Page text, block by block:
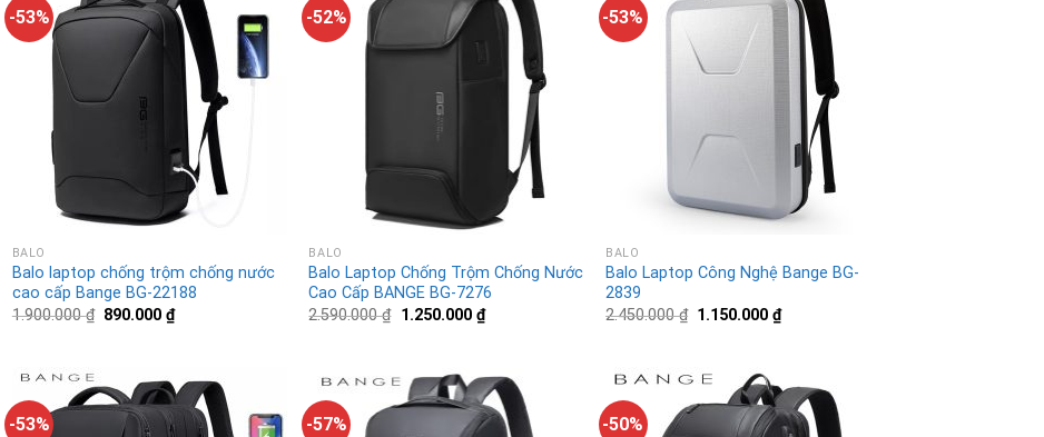
-53%
BALO
Balo laptop chống trộm chống nước
cao cấp Bange BG-22188
1.900.000₫ 890.000₫
-52%
BALO
Balo Laptop Chống Trộm Chống Nước
Cao Cấp BANGE BG-7276
2.590.000₫ 1.250.000 ₫
-53%
BALO
Balo Laptop Công Nghệ Bange BG-
2839
2.450.000₫ 1.150.000₫
-53% -57% -50%